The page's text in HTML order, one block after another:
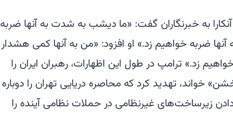
به خبرنگاران گفت: «ما دیشب به شدت به آنها ضربه
ضربه خواهیم زد.» او افزود: «من به آنها کمی هشدار
زد.» ترامپ در طول این اظهارات، رهبران ایران را
خواند، تهدید کرد که محاصره دریایی تهران را دوباره
زیرساخت‌های غیرنظامی در حملات نظامی آینده را